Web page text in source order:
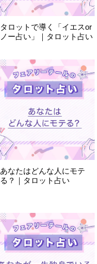
タロットで導く「イエスor
ノー占い」｜タロット占い
あなたはどんな人にモテ
る？｜タロット占い